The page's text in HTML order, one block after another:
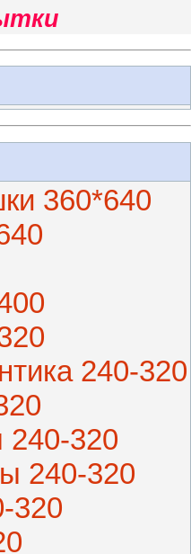
360*640
240-320
320
240-320
320